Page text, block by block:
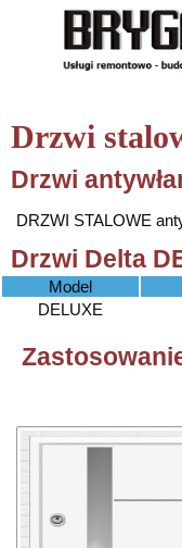
Drzwi
Drzwi
DRZWI STALOWE
Drzwi Delta
Model
DELUXE